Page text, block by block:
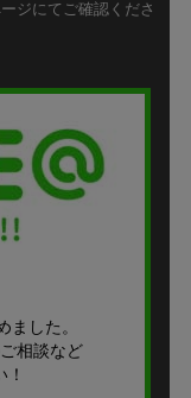
ジにてご確認くださ
した。
相談など